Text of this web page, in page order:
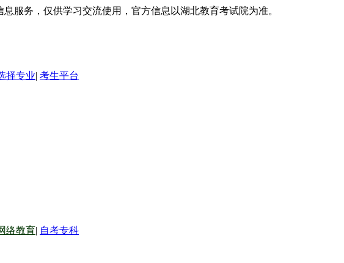
服务，仅供学习交流使用，官方信息以湖北教育考试院为准。
择专业| 考生平台
络教育| 自考专科